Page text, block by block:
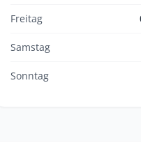
Freitag
Samstag
Sonntag